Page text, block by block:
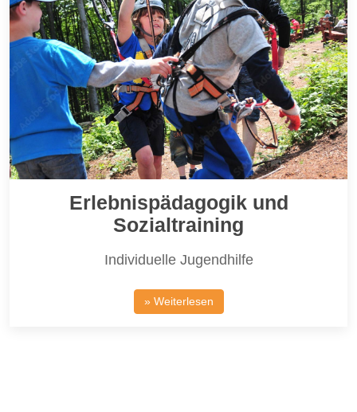
Erlebnispädagogik und
Sozialtraining
Individuelle Jugendhilfe
» Weiterlesen